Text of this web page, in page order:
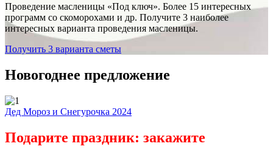
Проведение масленицы «Под ключ». Более 15 интересных
программ со скоморохами и др. Получите 3 наиболее
интересных варианта проведения масленицы.
Получить 3 варианта сметы
Новогоднее предложение
Дед Мороз и Снегурочка 2024
Подарите праздник: закажите